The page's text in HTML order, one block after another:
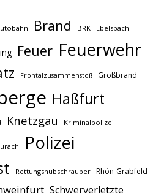
Brand BRK Ebelsbach
Feuer Feuerwehr
Frontalzusammenstoß Großbrand
Haßfurt
Knetzgau Kriminalpolizei
Polizei
Rettungshubschrauber Rhön-Grabfeld
Schwerverletzte